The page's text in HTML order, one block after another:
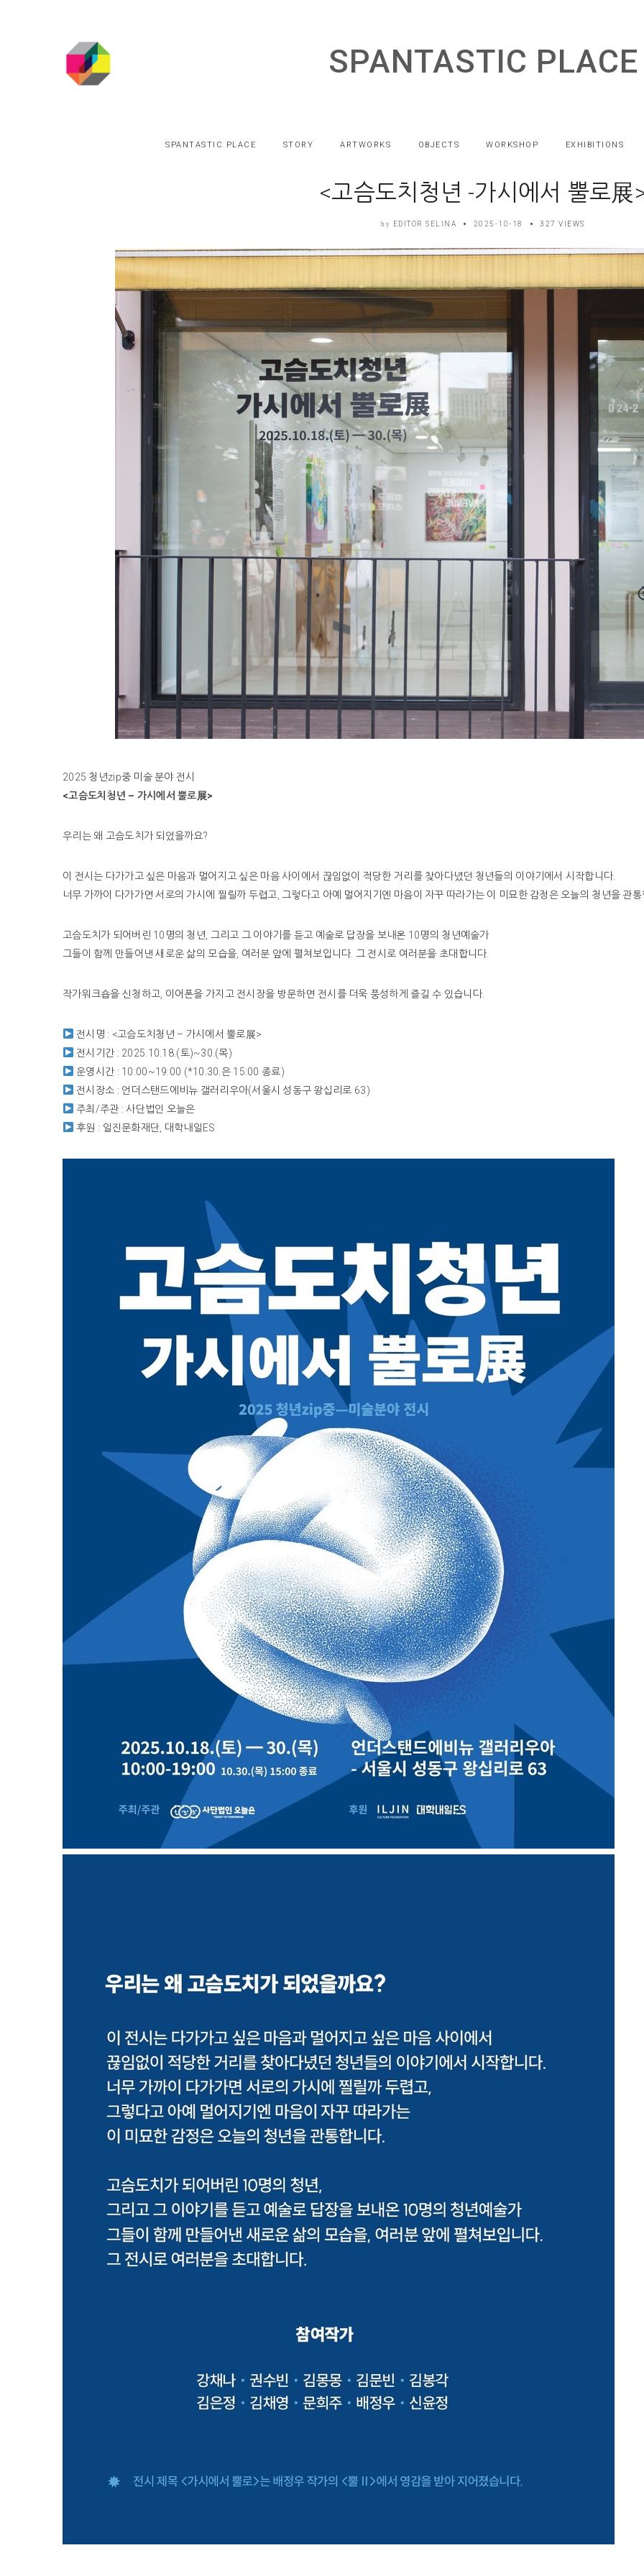
SPANTASTIC PLACE
SPANTASTIC PLACE STORY ARTWORKS OBJECTS WORKSHOP EXHIBITIONS
<고슴도치청년 -가시에서 뿔로展
by EDITOR SELINA 2025-10-18 327 VIEWS
2025 청년zip중 미술 분야 전시
<고슴도치청년 – 가시에서 뿔로展>
우리는 왜 고슴도치가 되었을까요?
이 전시는 다가가고 싶은 마음과 멀어지고 싶은 마음 사이에서 끊임없이 적당한 거리를 찾아다녔던 청년들의 이야기에서 시작합니다.
너무 가까이 다가가면 서로의 가시에 찔릴까 두렵고, 그렇다고 아예 멀어지기엔 마음이 자꾸 따라가는 이 미묘한 감정은 오늘의 청년을 관
고슴도치가 되어버린 10명의 청년, 그리고 그 이야기를 듣고 예술로 답장을 보내온 10명의 청년예술가
그들이 함께 만들어낸 새로운 삶의 모습을, 여러분 앞에 펼쳐보입니다. 그 전시로 여러분을 초대합니다.
작가워크숍을 신청하고, 이어폰을 가지고 전시장을 방문하면 전시를 더욱 풍성하게 즐길 수 있습니다.
전시명 : <고슴도치청년 – 가시에서 뿔로展>
전시기간 : 2025.10.18.(토)~30.(목)
운영시간 : 10:00~19:00 (*10.30.은 15:00 종료)
전시장소 : 언더스탠드에비뉴 갤러리우아(서울시 성동구 왕십리로 63)
주최/주관 : 사단법인 오늘은
후원 : 일진문화재단, 대학내일ES